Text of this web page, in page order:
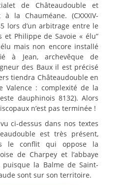
de Châteaudouble et
la Chauméane. (CXXXIV-
lors d’un arbitrage entre le
et Philippe de Savoie « élu”
mais non encore installé
à Jean, archevêque de
des Baux il est précisé
tiendra Châteaudouble en
Valence : complexité de la
dauphinois 8132). Alors
n’est pas terminée !
ci-dessus dans nos textes
est très présent,
le conflit qui oppose la
de Charpey et l’abbaye
la Balme de Saint-
sont sur son territoire.